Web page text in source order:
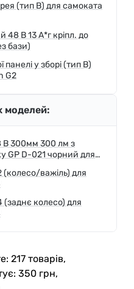
(тип B) для самоката
48 B 13 А*г кріпл. до
бази)
у зборі (тип B)
G2
моделей:
300мм 300 лм з
GP D-021 чорний для
(колесо/важіль) для
(заднє колесо) для
217 товарів,
350 грн,